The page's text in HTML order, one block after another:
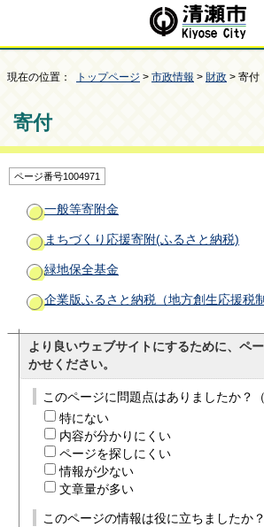
現在の位置： トップページ > 市政情報 > 財政 > 寄付
寄付
ページ番号1004971
一般等寄附金
まちづくり応援寄附(ふるさと納税)
緑地保全基金
企業版ふるさと納税（地方創生応援税制
より良いウェブサイトにするために、ペ
かせください。
このページに問題点はありましたか？
特にない
内容が分かりにくい
ページを探しにくい
情報が少ない
文章量が多い
このページの情報は役に立ちましたか？